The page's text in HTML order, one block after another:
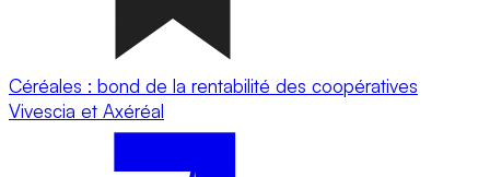
Céréales : bond de la rentabilité des coopératives
Vivescia et Axéréal